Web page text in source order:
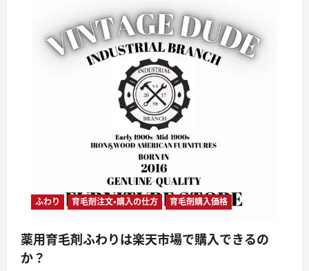
ふわり 育毛剤注文・購入の仕方 育毛剤購入価格
薬用育毛剤ふわりは楽天市場で購入できるの
か？